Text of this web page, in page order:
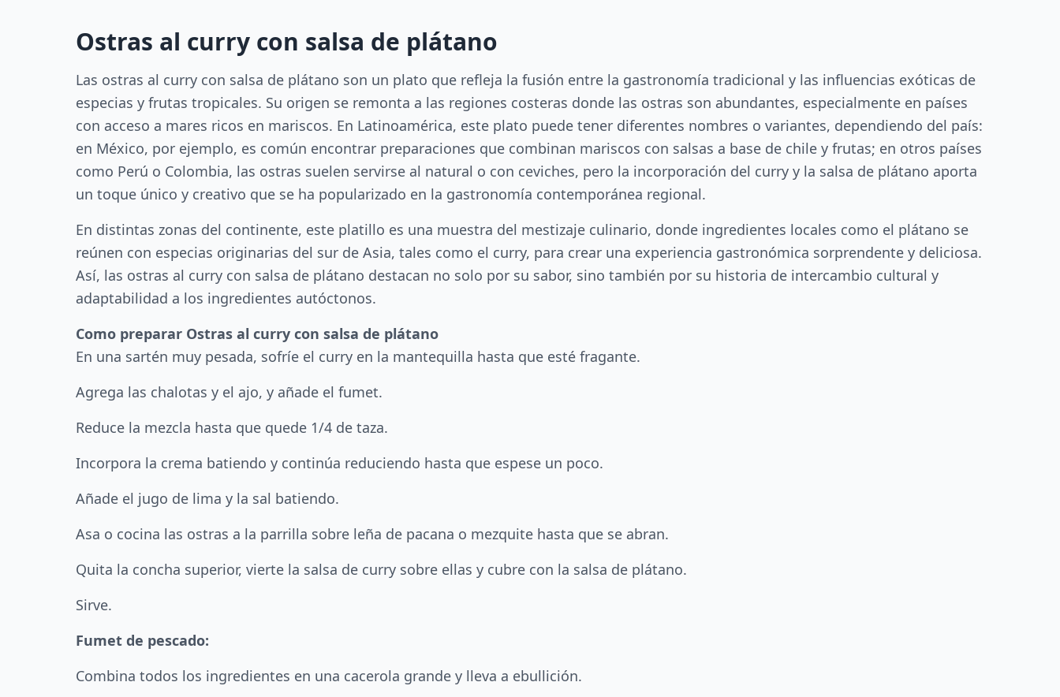
Ostras al curry con salsa de plátano
Las ostras al curry con salsa de plátano son un plato que refleja la fusión entre la gastronomía tradicional y las influencias exóticas de
especias y frutas tropicales. Su origen se remonta a las regiones costeras donde las ostras son abundantes, especialmente en países
con acceso a mares ricos en mariscos. En Latinoamérica, este plato puede tener diferentes nombres o variantes, dependiendo del país:
en México, por ejemplo, es común encontrar preparaciones que combinan mariscos con salsas a base de chile y frutas; en otros países
como Perú o Colombia, las ostras suelen servirse al natural o con ceviches, pero la incorporación del curry y la salsa de plátano aporta
un toque único y creativo que se ha popularizado en la gastronomía contemporánea regional.
En distintas zonas del continente, este platillo es una muestra del mestizaje culinario, donde ingredientes locales como el plátano se
reúnen con especias originarias del sur de Asia, tales como el curry, para crear una experiencia gastronómica sorprendente y deliciosa.
Así, las ostras al curry con salsa de plátano destacan no solo por su sabor, sino también por su historia de intercambio cultural y
adaptabilidad a los ingredientes autóctonos.
Como preparar Ostras al curry con salsa de plátano
En una sartén muy pesada, sofríe el curry en la mantequilla hasta que esté fragante.
Agrega las chalotas y el ajo, y añade el fumet.
Reduce la mezcla hasta que quede 1/4 de taza.
Incorpora la crema batiendo y continúa reduciendo hasta que espese un poco.
Añade el jugo de lima y la sal batiendo.
Asa o cocina las ostras a la parrilla sobre leña de pacana o mezquite hasta que se abran.
Quita la concha superior, vierte la salsa de curry sobre ellas y cubre con la salsa de plátano.
Sirve.
Fumet de pescado:
Combina todos los ingredientes en una cacerola grande y lleva a ebullición.